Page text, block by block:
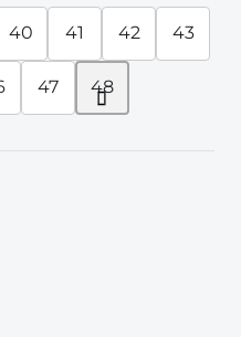
40 41 42 43
47 48